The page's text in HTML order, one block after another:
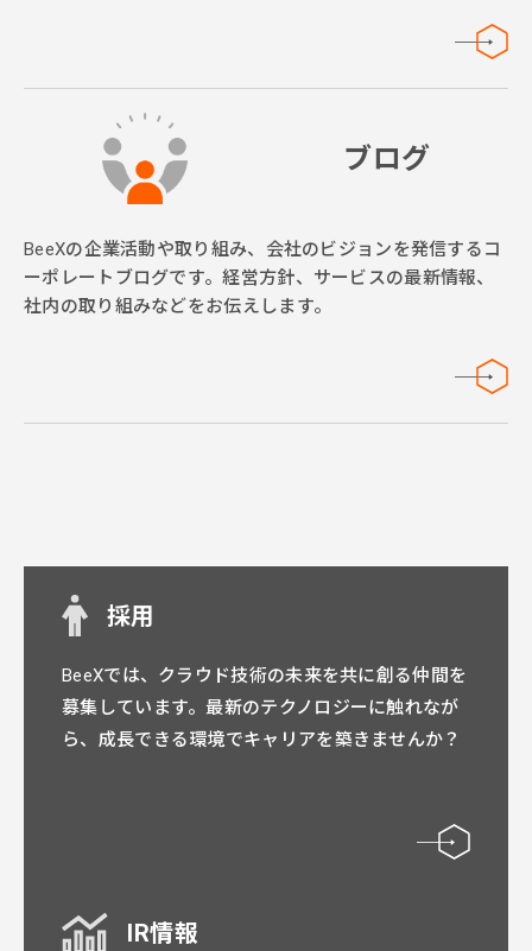
ブログ
BeeXの企業活動や取り組み、会社のビジョンを発信するコ
ーポレートブログです。経営方針、サービスの最新情報、
社内の取り組みなどをお伝えします。
採用
BeeXでは、クラウド技術の未来を共に創る仲間を
募集しています。最新のテクノロジーに触れなが
ら、成長できる環境でキャリアを築きませんか？
IR情報